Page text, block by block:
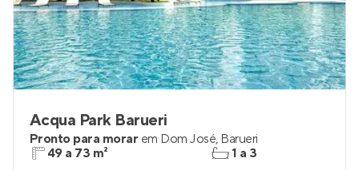
Acqua Park Barueri
Pronto para morar em Dom José, Barueri
49 a 73 m²
1 a 3